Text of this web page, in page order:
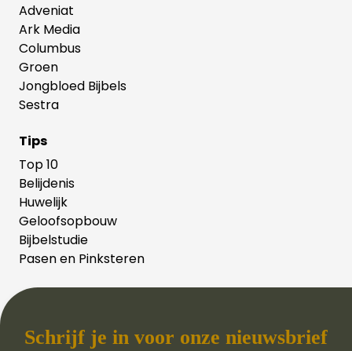
Adveniat
Ark Media
Columbus
Groen
Jongbloed Bijbels
Sestra
Tips
Top 10
Belijdenis
Huwelijk
Geloofsopbouw
Bijbelstudie
Pasen en Pinksteren
Schrijf je in voor onze nieuwsbrief